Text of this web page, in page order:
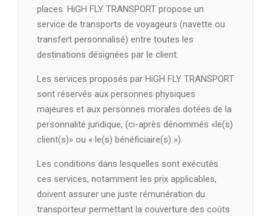
places. HiGH FLY TRANSPORT propose un
service de transports de voyageurs (navette ou
transfert personnalisé) entre toutes les
destinations désignées par le client.
Les services proposés par HiGH FLY TRANSPORT
sont réservés aux personnes physiques
majeures et aux personnes morales dotées de la
personnalité juridique, (ci-après dénommés «le(s)
client(s)» ou « le(s) bénéficiaire(s) »).
Les conditions dans lesquelles sont exécutés
ces services, notamment les prix applicables,
doivent assurer une juste rémunération du
transporteur permettant la couverture des coûts